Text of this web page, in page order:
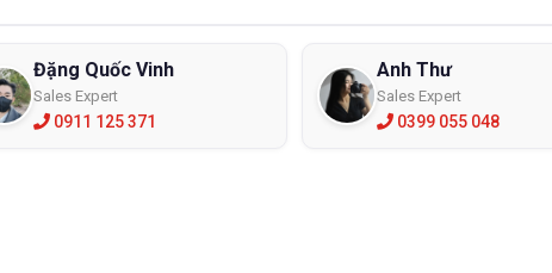
Đặng Quốc Vinh
Sales Expert
0911 125 371
Anh Thư
Sales Expert
0399 055 048